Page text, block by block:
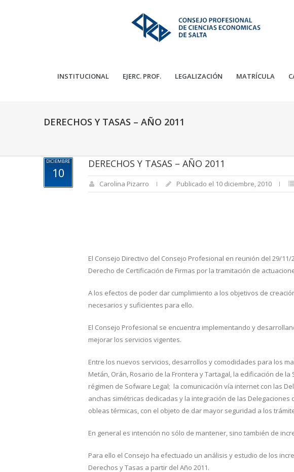
INSTITUCIONAL EJERC. PROF. LEGALIZACIÓN MATRÍCULA
DERECHOS Y TASAS – AÑO 2011
DICIEMBRE
10
DERECHOS Y TASAS – AÑO 2011
Carolina Pizarro Publicado el 10 diciembre, 2010
El Consejo Directivo del Consejo Profesional en reunión del 29/
Derecho de Certificación de Firmas por la tramitación de
A los efectos de poder dar cumplimiento a los objetivos de
necesarios y suficientes para ello.
El Consejo Profesional se encuentra implementando y
mejorar los servicios vigentes.
Entre los nuevos servicios, desarrollos y comodidades para los
Metán, Orán, Rosario de la Frontera y Tartagal, la edificación de
régimen de Sofware Legal; la comunicación vía internet con las
anchas simétricas dedicadas y la integración de las
obleas térmicas, con el objeto de dar mayor seguridad a los
En general es intención no sólo de mantener, sino también de
Para ello el Consejo ha efectuado un análisis y estudio de los
Derechos y Tasas a partir del Año 2011.